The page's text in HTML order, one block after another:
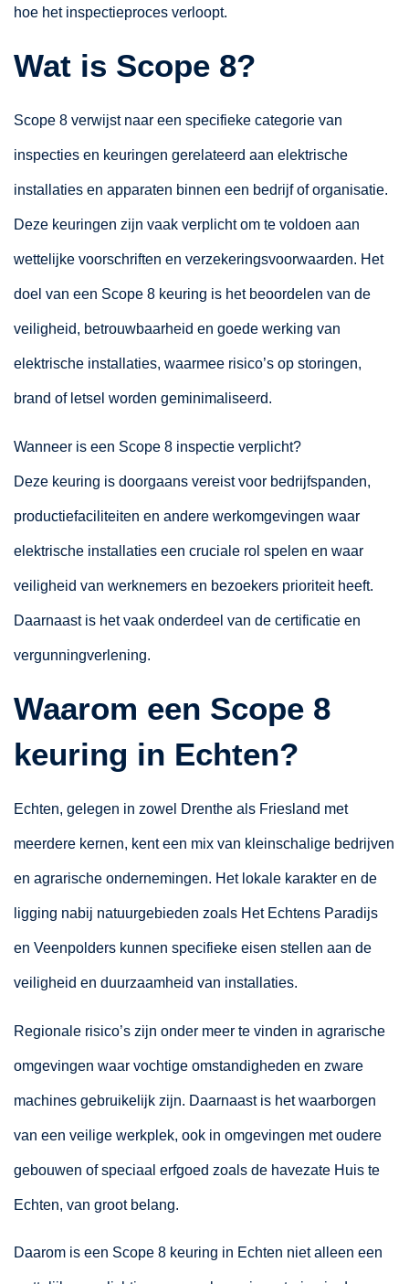
hoe het inspectieproces verloopt.
Wat is Scope 8?
Scope 8 verwijst naar een specifieke categorie van
inspecties en keuringen gerelateerd aan elektrische
installaties en apparaten binnen een bedrijf of organisatie.
Deze keuringen zijn vaak verplicht om te voldoen aan
wettelijke voorschriften en verzekeringsvoorwaarden. Het
doel van een Scope 8 keuring is het beoordelen van de
veiligheid, betrouwbaarheid en goede werking van
elektrische installaties, waarmee risico’s op storingen,
brand of letsel worden geminimaliseerd.
Wanneer is een Scope 8 inspectie verplicht?
Deze keuring is doorgaans vereist voor bedrijfspanden,
productiefaciliteiten en andere werkomgevingen waar
elektrische installaties een cruciale rol spelen en waar
veiligheid van werknemers en bezoekers prioriteit heeft.
Daarnaast is het vaak onderdeel van de certificatie en
vergunningverlening.
Waarom een Scope 8
keuring in Echten?
Echten, gelegen in zowel Drenthe als Friesland met
meerdere kernen, kent een mix van kleinschalige bedrijven
en agrarische ondernemingen. Het lokale karakter en de
ligging nabij natuurgebieden zoals Het Echtens Paradijs
en Veenpolders kunnen specifieke eisen stellen aan de
veiligheid en duurzaamheid van installaties.
Regionale risico’s zijn onder meer te vinden in agrarische
omgevingen waar vochtige omstandigheden en zware
machines gebruikelijk zijn. Daarnaast is het waarborgen
van een veilige werkplek, ook in omgevingen met oudere
gebouwen of speciaal erfgoed zoals de havezate Huis te
Echten, van groot belang.
Daarom is een Scope 8 keuring in Echten niet alleen een